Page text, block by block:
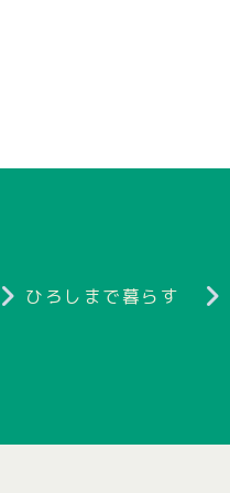
ひろしまで暮らす